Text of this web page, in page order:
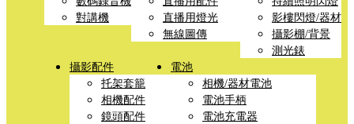
對講機
直播用燈光
無線圖傳
影樓閃燈/器材
攝影棚/背景
測光錶
攝影配件
托架套籠
相機配件
鏡頭配件
電池
相機/器材電池
電池手柄
電池充電器